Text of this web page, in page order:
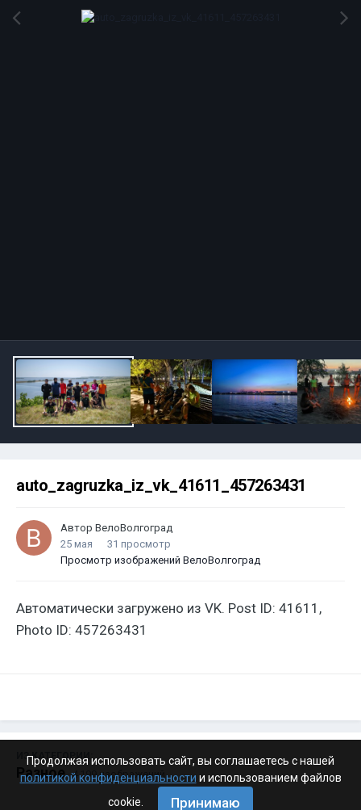
auto_zagruzka_iz_vk_41611_457263431
Автор ВелоВолгоград
25 мая
31 просмотр
Просмотр изображений ВелоВолгоград
Автоматически загружено из VK. Post ID: 41611,
Photo ID: 457263431
ИЗ КАТЕГОРИИ:
Разное · 4 199 изображений
Продолжая использовать сайт, вы соглашаетесь с нашей
политикой конфиденциальности и использованием файлов
cookie.
Принимаю